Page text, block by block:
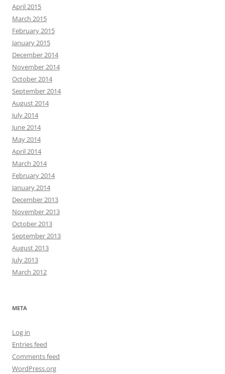
April 2015
March 2015
February 2015
January 2015
December 2014
November 2014
October 2014
September 2014
August 2014
July 2014
June 2014
May 2014
April 2014
March 2014
February 2014
January 2014
December 2013
November 2013
October 2013
September 2013
August 2013
July 2013
March 2012
META
Log in
Entries feed
Comments feed
WordPress.org